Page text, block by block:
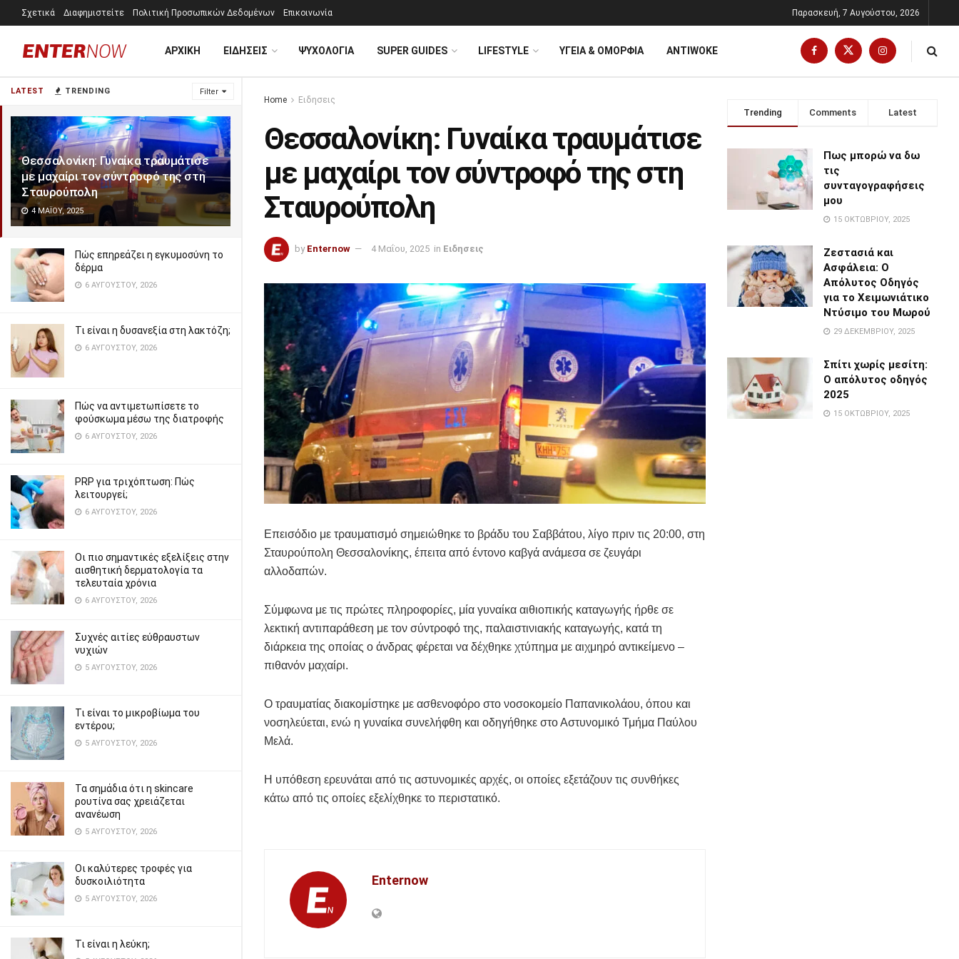
LATEST TRENDING Filter
Θεσσαλονίκη: Γυναίκα τραυμάτισε
με μαχαίρι τον σύντροφό της στη
Σταυρούπολη
4 ΜΑΪ́ΟΥ, 2025
Πώς επηρεάζει η εγκυμοσύνη το
δέρμα
6 ΑΥΓΟΎΣΤΟΥ, 2026
Τι είναι η δυσανεξία στη λακτόζη;
6 ΑΥΓΟΎΣΤΟΥ, 2026
Πώς να αντιμετωπίσετε το
φούσκωμα μέσω της διατροφής
6 ΑΥΓΟΎΣΤΟΥ, 2026
PRP για τριχόπτωση: Πώς
λειτουργεί;
6 ΑΥΓΟΎΣΤΟΥ, 2026
Οι πιο σημαντικές εξελίξεις στην
αισθητική δερματολογία τα
τελευταία χρόνια
6 ΑΥΓΟΎΣΤΟΥ, 2026
Συχνές αιτίες εύθραυστων
νυχιών
5 ΑΥΓΟΎΣΤΟΥ, 2026
Τι είναι το μικροβίωμα του
εντέρου;
5 ΑΥΓΟΎΣΤΟΥ, 2026
Τα σημάδια ότι η skincare
ρουτίνα σας χρειάζεται
ανανέωση
5 ΑΥΓΟΎΣΤΟΥ, 2026
Οι καλύτερες τροφές για
δυσκοιλιότητα
5 ΑΥΓΟΎΣΤΟΥ, 2026
Τι είναι η λεύκη;
Σχετικά Διαφημιστείτε Πολιτική Προσωπικών Δεδομένων Επικοινωνία Παρασκευή, 7 Αυγούστου, 2026
ΑΡΧΙΚΗ ΕΙΔΗΣΕΙΣ ΨΥΧΟΛΟΓΊΑ SUPER GUIDES LIFESTYLE ΥΓΕΙΑ & ΟΜΟΡΦΙΑ ANTIWOKE
Home Ειδησεις
Θεσσαλονίκη: Γυναίκα τραυμάτισε
με μαχαίρι τον σύντροφό της στη
Σταυρούπολη
by Enternow 4 Μαΐου, 2025 in Ειδησεις
Επεισόδιο με τραυματισμό σημειώθηκε το βράδυ του Σαββάτου, λίγο πριν τις 20:00, στη
Σταυρούπολη Θεσσαλονίκης, έπειτα από έντονο καβγά ανάμεσα σε ζευγάρι
αλλοδαπών.
Σύμφωνα με τις πρώτες πληροφορίες, μία γυναίκα αιθιοπικής καταγωγής ήρθε σε
λεκτική αντιπαράθεση με τον σύντροφό της, παλαιστινιακής καταγωγής, κατά τη
διάρκεια της οποίας ο άνδρας φέρεται να δέχθηκε χτύπημα με αιχμηρό αντικείμενο –
πιθανόν μαχαίρι.
Ο τραυματίας διακομίστηκε με ασθενοφόρο στο νοσοκομείο Παπανικολάου, όπου και
νοσηλεύεται, ενώ η γυναίκα συνελήφθη και οδηγήθηκε στο Αστυνομικό Τμήμα Παύλου
Μελά.
Η υπόθεση ερευνάται από τις αστυνομικές αρχές, οι οποίες εξετάζουν τις συνθήκες
κάτω από τις οποίες εξελίχθηκε το περιστατικό.
Enternow
Trending Comments Latest
Πως μπορώ να δω
τις
συνταγογραφήσεις
μου
15 ΟΚΤΩΒΡΊΟΥ, 2025
Ζεστασιά και
Ασφάλεια: Ο
Απόλυτος Οδηγός
για το Χειμωνιάτικο
Ντύσιμο του Μωρού
29 ΔΕΚΕΜΒΡΊΟΥ, 2025
Σπίτι χωρίς μεσίτη:
Ο απόλυτος οδηγός
2025
15 ΟΚΤΩΒΡΊΟΥ, 2025